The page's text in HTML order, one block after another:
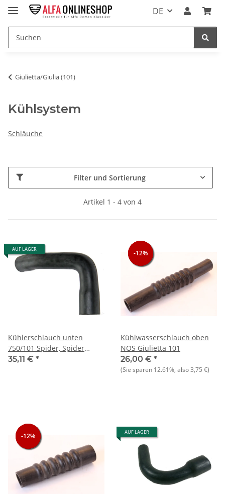
DE
Giulietta/Giulia (101)
Kühlsystem
Schläuche
Filter und Sortierung
Artikel 1 - 4 von 4
AUF LAGER
Kühlerschlauch unten
750/101 Spider, Spider
Veloce
35,11 € *
-12%
-12%
-12%
Kühlwasserschlauch oben
NOS Giulietta 101
26,00 € *
(Sie sparen 12.61%, also3,75 €)
-12%
-12%
-12% AUF LAGER